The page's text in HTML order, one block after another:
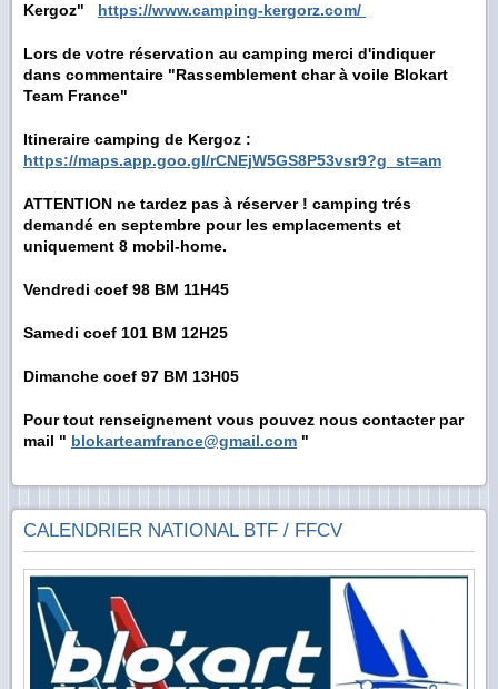
Kergoz" https://www.camping-kergorz.com/
Lors de votre réservation au camping merci d'indiquer
dans commentaire "Rassemblement char à voile Blokart
Team France"
Itineraire camping de Kergoz :
https://maps.app.goo.gl/rCNEjW5GS8P53vsr9?g_st=am
ATTENTION ne tardez pas à réserver ! camping trés
demandé en septembre pour les emplacements et
uniquement 8 mobil-home.
Vendredi coef 98 BM 11H45
Samedi coef 101 BM 12H25
Dimanche coef 97 BM 13H05
Pour tout renseignement vous pouvez nous contacter par
mail " blokarteamfrance@gmail.com "
CALENDRIER NATIONAL BTF / FFCV